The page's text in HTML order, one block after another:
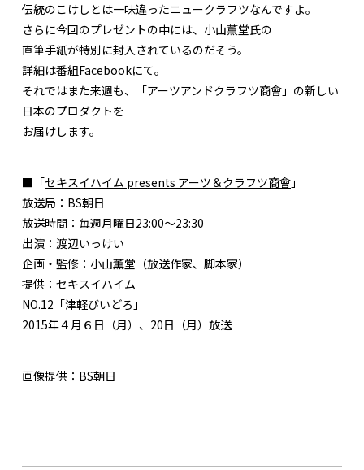
伝統のこけしとは一味違ったニュークラフツなんですよ。
さらに今回のプレゼントの中には、小山薫堂氏の
直筆手紙が特別に封入されているのだそう。
詳細は番組Facebookにて。
それではまた来週も、「アーツアンドクラフツ商會」の新しい
日本のプロダクトを
お届けします。
■「セキスイハイム presents アーツ＆クラフツ商會 」
放送局：BS朝日
放送時間：毎週月曜日23:00〜23:30
出演：渡辺いっけい
企画・監修：小山薫堂（放送作家、脚本家）
提供：セキスイハイム
NO.12「津軽びいどろ」
2015年４月６日（月）、20日（月）放送
画像提供：BS朝日